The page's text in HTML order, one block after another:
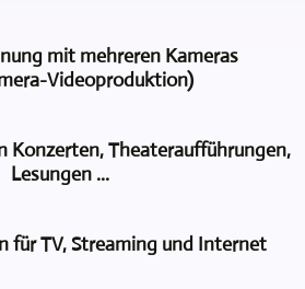
mit mehreren Kameras
Videoproduktion)
und
Multimedia
Ihnen
Konzerten, Theateraufführungen,
Lesungen ...
der
für TV, Streaming und Internet